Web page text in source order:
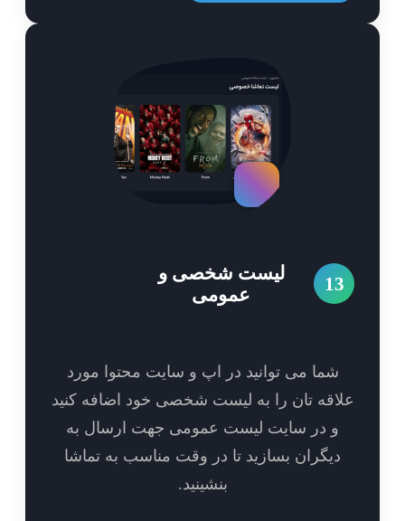
لیست شخصی و
عمومی
شما می توانید در اپ و سایت محتوا مورد
تان را به لیست شخصی خود اضافه کنید
و در سایت لیست عمومی جهت ارسال به
دیگران بسازید تا در وقت مناسب به تماشا